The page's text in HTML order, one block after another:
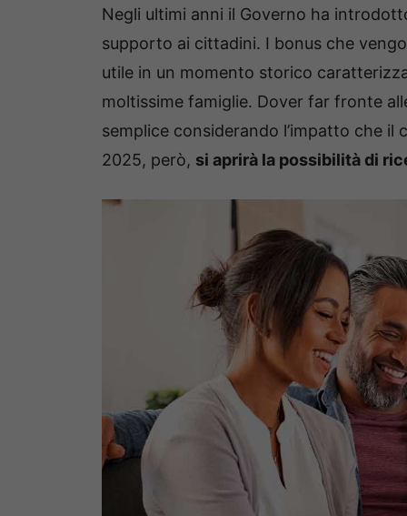
Negli ultimi anni il Governo ha
supporto ai cittadini. I bonus che
utile in un momento storico
moltissime famiglie. Dover far fronte
semplice considerando l’impatto che
2025, però, si aprirà la possibilità di